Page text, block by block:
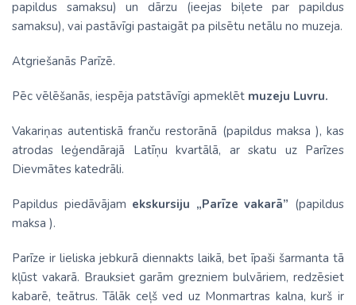
papildus samaksu) un dārzu (ieejas biļete par papildus
samaksu), vai pastāvīgi pastaigāt pa pilsētu netālu no muzeja.
Atgriešanās Parīzē.
Pēc vēlēšanās, iespēja patstāvīgi apmeklēt muzeju Luvru.
Vakariņas autentiskā franču restorānā (papildus maksa ), kas
atrodas leģendārajā Latīņu kvartālā, ar skatu uz Parīzes
Dievmātes katedrāli.
Papildus piedāvājam ekskursiju „Parīze vakarā” (papildus
maksa ).
Parīze ir lieliska jebkurā diennakts laikā, bet īpaši šarmanta tā
kļūst vakarā. Brauksiet garām grezniem bulvāriem, redzēsiet
kabarē, teātrus. Tālāk ceļš ved uz Monmartras kalna, kurš ir